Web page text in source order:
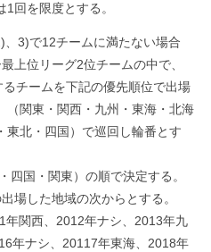
回を限度とする。
、3)で12チームに満たない場合
上位リーグ2位チームの中で、
チームを下記の優先順位で出場
（関東・関西・九州・東海・北海
東北・四国）で巡回し輪番とす
四国・関東）の順で決定する。
場した地域の次からとする。
年関西、2012年ナシ、2013年九
年ナシ、20117年東海、2018年